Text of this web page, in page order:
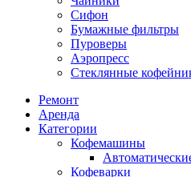
Сифон
Бумажные фильтры
Пуроверы
Аэропресс
Стеклянные
Ремонт
Аренда
Категории
Кофемашины
Кофеварки